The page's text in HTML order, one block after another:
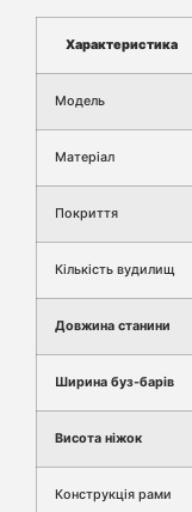
Характеристика
Модель
Матеріал
Покриття
Кількість вудилищ
Довжина станини
Ширина буз-барів
Висота ніжок
Конструкція рами